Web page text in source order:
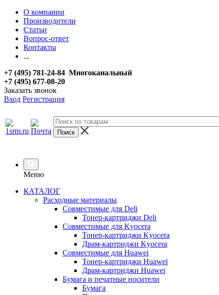
О компании
Производители
Статьи
Вопрос-ответ
Контакты
...
+7 (495) 781-24-84 Многоканальный
+7 (495) 677-08-20
Заказать звонок
Вход Регистрация
Меню
КАТАЛОГ
Расходные материалы
Совместимые для Deli
Тонер-картриджи Deli
Совместимые для Kyocera
Тонер-картриджи Kyocera
Драм-картриджи Kyocera
Совместимые для Huawei
Тонер-картриджи Huawei
Драм-картриджи Huawei
Бумага и печатные носители
Бумага